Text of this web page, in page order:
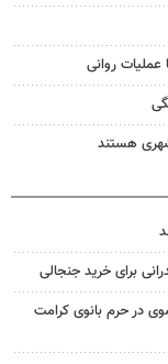
عملیات روانی
شهری هستند
برای خرید جنجالی
در حرم بانوی کرامت